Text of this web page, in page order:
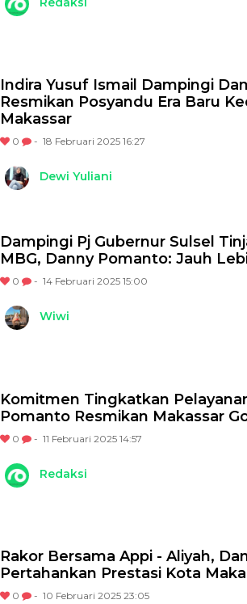
Indira Yusuf Ismail Dampingi
Resmikan Posyandu Era Baru
Makassar
0 - 18 Februari 2025 16:27
Dewi Yuliani
Dampingi Pj Gubernur Sulsel
MBG, Danny Pomanto: Jauh
0 - 14 Februari 2025 15:00
Wiwi
Komitmen Tingkatkan
Pomanto Resmikan Makassar
0 - 11 Februari 2025 14:57
Redaksi
Rakor Bersama Appi - Aliyah,
Pertahankan Prestasi Kota
0 - 10 Februari 2025 23:05